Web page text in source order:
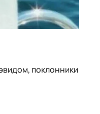
поклонники